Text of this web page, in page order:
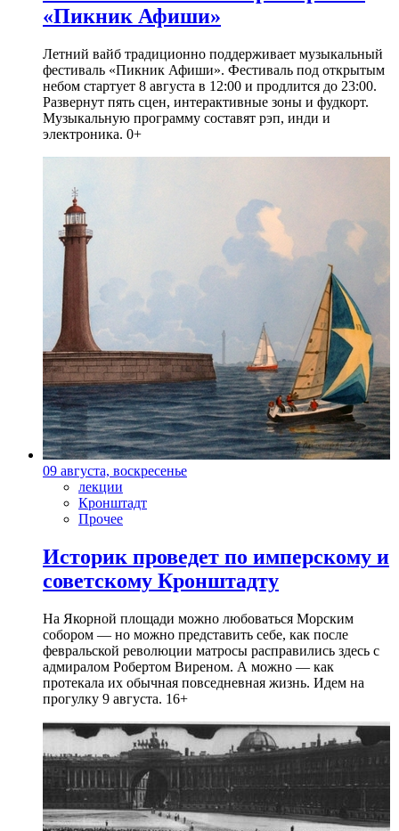
«Пикник Афиши»
Летний вайб традиционно поддерживает музыкальный
фестиваль «Пикник Афиши». Фестиваль под открытым
небом стартует 8 августа в 12:00 и продлится до 23:00.
Развернут пять сцен, интерактивные зоны и фудкорт.
Музыкальную программу составят рэп, инди и
электроника. 0+
09 августа, воскресенье
лекции
Кронштадт
Прочее
Историк проведет по имперскому и
советскому Кронштадту
На Якорной площади можно любоваться Морским
собором — но можно представить себе, как после
февральской революции матросы расправились здесь с
адмиралом Робертом Виреном. А можно — как
протекала их обычная повседневная жизнь. Идем на
прогулку 9 августа. 16+